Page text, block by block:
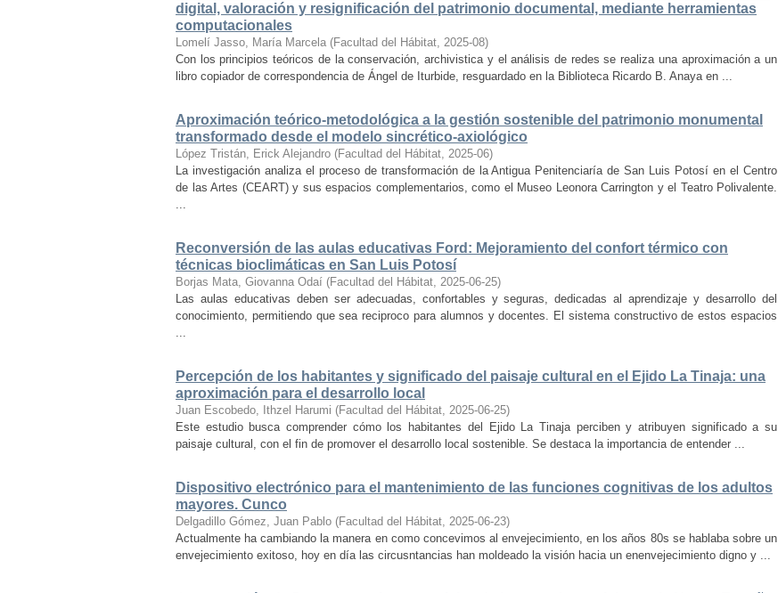
digital, valoración y resignificación del patrimonio documental, mediante herramientas
computacionales
Lomelí Jasso, María Marcela (Facultad del Hábitat, 2025-08)
Con los principios teóricos de la conservación, archivistica y el análisis de redes se realiza una aproximación a un
libro copiador de correspondencia de Ángel de Iturbide, resguardado en la Biblioteca Ricardo B. Anaya en ...
Aproximación teórico-metodológica a la gestión sostenible del patrimonio monumental
transformado desde el modelo sincrético-axiológico
López Tristán, Erick Alejandro (Facultad del Hábitat, 2025-06)
La investigación analiza el proceso de transformación de la Antigua Penitenciaría de San Luis Potosí en el Centro
de las Artes (CEART) y sus espacios complementarios, como el Museo Leonora Carrington y el Teatro Polivalente.
...
Reconversión de las aulas educativas Ford: Mejoramiento del confort térmico con
técnicas bioclimáticas en San Luis Potosí
Borjas Mata, Giovanna Odaí (Facultad del Hábitat, 2025-06-25)
Las aulas educativas deben ser adecuadas, confortables y seguras, dedicadas al aprendizaje y desarrollo del
conocimiento, permitiendo que sea reciproco para alumnos y docentes. El sistema constructivo de estos espacios
...
Percepción de los habitantes y significado del paisaje cultural en el Ejido La Tinaja: una
aproximación para el desarrollo local
Juan Escobedo, Ithzel Harumi (Facultad del Hábitat, 2025-06-25)
Este estudio busca comprender cómo los habitantes del Ejido La Tinaja perciben y atribuyen significado a su
paisaje cultural, con el fin de promover el desarrollo local sostenible. Se destaca la importancia de entender ...
Dispositivo electrónico para el mantenimiento de las funciones cognitivas de los adultos
mayores. Cunco
Delgadillo Gómez, Juan Pablo (Facultad del Hábitat, 2025-06-23)
Actualmente ha cambiando la manera en como concevimos al envejecimiento, en los años 80s se hablaba sobre un
envejecimiento exitoso, hoy en día las circusntancias han moldeado la visión hacia un enenvejecimiento digno y ...